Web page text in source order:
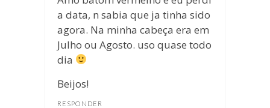
a data, n sabia que ja tinha sido
agora. Na minha cabeça era em
Julho ou Agosto. uso quase todo
dia
Beijos!
RESPONDER